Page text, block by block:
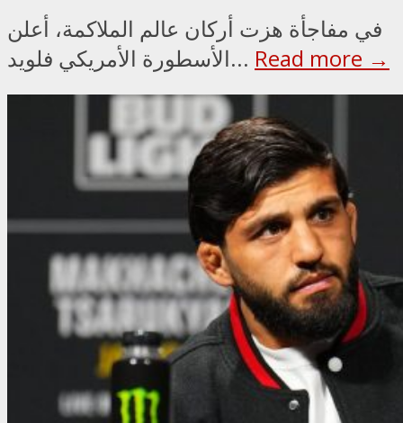
في مفاجأة هزت أركان عالم الملاكمة، أعلن
الأسطورة الأمريكي فلويد... Read more →